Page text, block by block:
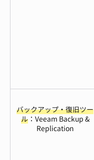
バックアップ・復旧ツー
ル：Veeam Backup &
Replication